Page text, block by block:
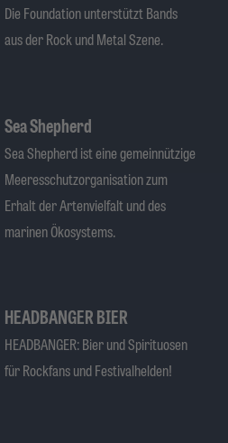
Die Foundation unterstützt Bands
aus der Rock und Metal Szene.
Sea Shepherd
Sea Shepherd ist eine gemeinnützige
Meeresschutzorganisation zum
Erhalt der Artenvielfalt und des
marinen Ökosystems.
HEADBANGER BIER
HEADBANGER: Bier und Spirituosen
für Rockfans und Festivalhelden!